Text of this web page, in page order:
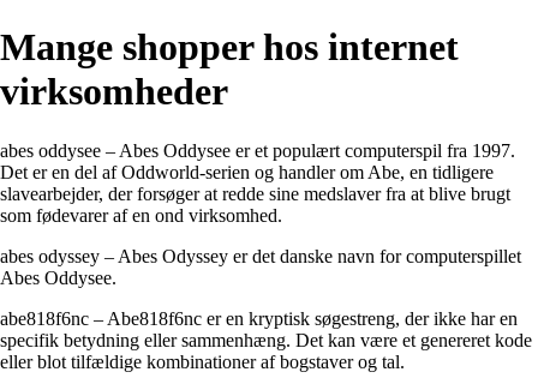
Mange shopper hos internet
virksomheder
abes oddysee – Abes Oddysee er et populært computerspil fra 1997.
Det er en del af Oddworld-serien og handler om Abe, en tidligere
slavearbejder, der forsøger at redde sine medslaver fra at blive brugt
som fødevarer af en ond virksomhed.
abes odyssey – Abes Odyssey er det danske navn for computerspillet
Abes Oddysee.
abe818f6nc – Abe818f6nc er en kryptisk søgestreng, der ikke har en
specifik betydning eller sammenhæng. Det kan være et genereret kode
eller blot tilfældige kombinationer af bogstaver og tal.